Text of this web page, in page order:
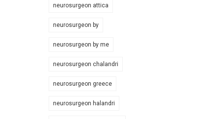
neurosurgeon attica
neurosurgeon by
neurosurgeon by me
neurosurgeon chalandri
neurosurgeon greece
neurosurgeon halandri